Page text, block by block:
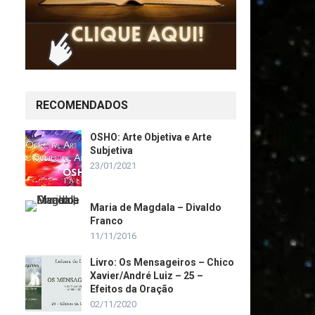
RECOMENDADOS
OSHO: Arte Objetiva e Arte
Subjetiva
23/01/2021
Maria de Magdala – Divaldo
Franco
11/11/2016
Livro: Os Mensageiros – Chico
Xavier/André Luiz – 25 –
Efeitos da Oração
02/11/2020